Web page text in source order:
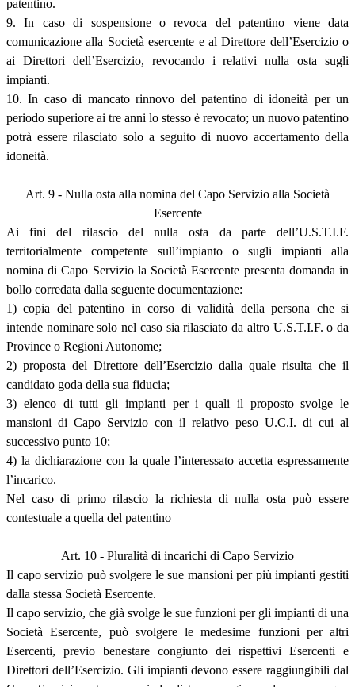
patentino.
9. In caso di sospensione o revoca del patentino viene data
comunicazione alla Società esercente e al Direttore dell’Esercizio o
ai Direttori dell’Esercizio, revocando i relativi nulla osta sugli
impianti.
10. In caso di mancato rinnovo del patentino di idoneità per un
periodo superiore ai tre anni lo stesso è revocato; un nuovo patentino
potrà essere rilasciato solo a seguito di nuovo accertamento della
idoneità.
Art. 9 - Nulla osta alla nomina del Capo Servizio alla Società
Esercente
Ai fini del rilascio del nulla osta da parte dell’U.S.T.I.F.
territorialmente competente sull’impianto o sugli impianti alla
nomina di Capo Servizio la Società Esercente presenta domanda in
bollo corredata dalla seguente documentazione:
1) copia del patentino in corso di validità della persona che si
intende nominare solo nel caso sia rilasciato da altro U.S.T.I.F. o da
Province o Regioni Autonome;
2) proposta del Direttore dell’Esercizio dalla quale risulta che il
candidato goda della sua fiducia;
3) elenco di tutti gli impianti per i quali il proposto svolge le
mansioni di Capo Servizio con il relativo peso U.C.I. di cui al
successivo punto 10;
4) la dichiarazione con la quale l’interessato accetta espressamente
l’incarico.
Nel caso di primo rilascio la richiesta di nulla osta può essere
contestuale a quella del patentino
Art. 10 - Pluralità di incarichi di Capo Servizio
Il capo servizio può svolgere le sue mansioni per più impianti gestiti
dalla stessa Società Esercente.
Il capo servizio, che già svolge le sue funzioni per gli impianti di una
Società Esercente, può svolgere le medesime funzioni per altri
Esercenti, previo benestare congiunto dei rispettivi Esercenti e
Direttori dell’Esercizio. Gli impianti devono essere raggiungibili dal